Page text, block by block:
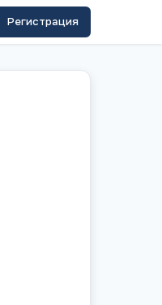
Регистрация